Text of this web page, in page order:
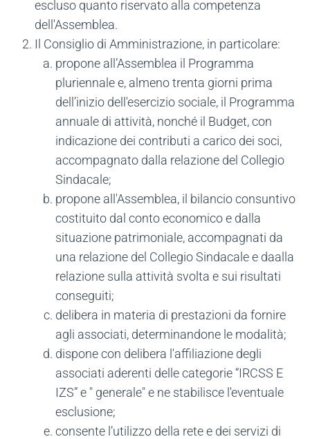
escluso quanto riservato alla competenza
dell'Assemblea.
Il Consiglio di Amministrazione, in particolare:
propone all’Assemblea il Programma
pluriennale e, almeno trenta giorni prima
dell’inizio dell'esercizio sociale, il Programma
annuale di attività, nonché il Budget, con
indicazione dei contributi a carico dei soci,
accompagnato dalla relazione del Collegio
Sindacale;
propone all'Assemblea, il bilancio consuntivo
costituito dal conto economico e dalla
situazione patrimoniale, accompagnati da
una relazione del Collegio Sindacale e daalla
relazione sulla attività svolta e sui risultati
conseguiti;
delibera in materia di prestazioni da fornire
agli associati, determinandone le modalità;
dispone con delibera l'affiliazione degli
associati aderenti delle categorie “IRCSS E
IZS” e " generale" e ne stabilisce l'eventuale
esclusione;
consente l’utilizzo della rete e dei servizi di